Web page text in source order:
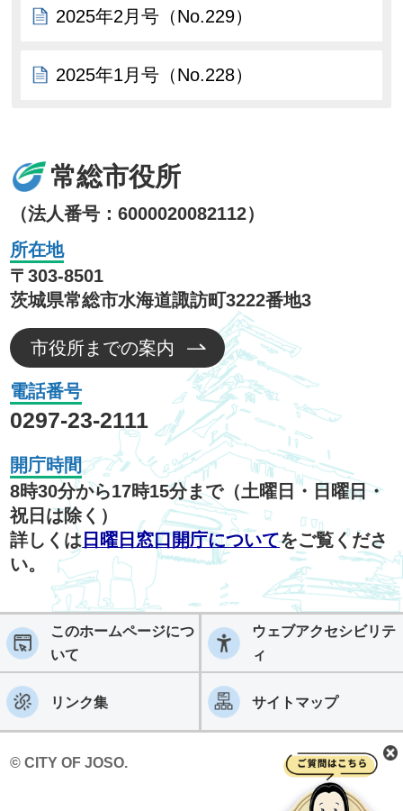
2025年2月号（No.229）
2025年1月号（No.228）
常総市役所
（法人番号：6000020082112）
所在地
〒303-8501
茨城県常総市水海道諏訪町3222番地3
市役所までの案内
電話番号
0297-23-2111
開庁時間
8時30分から17時15分まで（土曜日・日曜日・
祝日は除く）
詳しくは 日曜日窓口開庁についてをご覧くださ
い。
このホームページにつ
いて
ウェブアクセシビリテ
ィ
リンク集 サイトマップ
© CITY OF JOSO.